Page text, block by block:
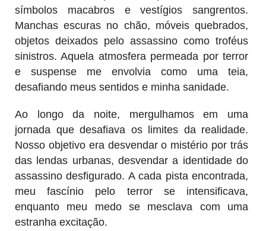
símbolos macabros e vestígios sangrentos.
Manchas escuras no chão, móveis quebrados,
objetos deixados pelo assassino como troféus
sinistros. Aquela atmosfera permeada por terror
e suspense me envolvia como uma teia,
desafiando meus sentidos e minha sanidade.
Ao longo da noite, mergulhamos em uma
jornada que desafiava os limites da realidade.
Nosso objetivo era desvendar o mistério por trás
das lendas urbanas, desvendar a identidade do
assassino desfigurado. A cada pista encontrada,
meu fascínio pelo terror se intensificava,
enquanto meu medo se mesclava com uma
estranha excitação.